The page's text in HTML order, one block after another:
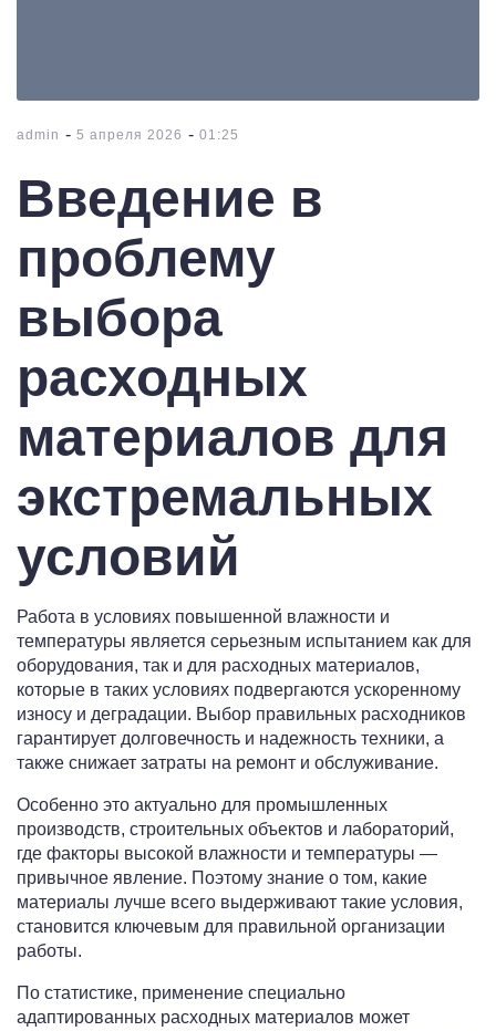
admin - 5 апреля 2026 - 01:25
Введение в
проблему
выбора
расходных
материалов для
экстремальных
условий
Работа в условиях повышенной влажности и
температуры является серьезным испытанием как для
оборудования, так и для расходных материалов,
которые в таких условиях подвергаются ускоренному
износу и деградации. Выбор правильных расходников
гарантирует долговечность и надежность техники, а
также снижает затраты на ремонт и обслуживание.
Особенно это актуально для промышленных
производств, строительных объектов и лабораторий,
где факторы высокой влажности и температуры —
привычное явление. Поэтому знание о том, какие
материалы лучше всего выдерживают такие условия,
становится ключевым для правильной организации
работы.
По статистике, применение специально
адаптированных расходных материалов может